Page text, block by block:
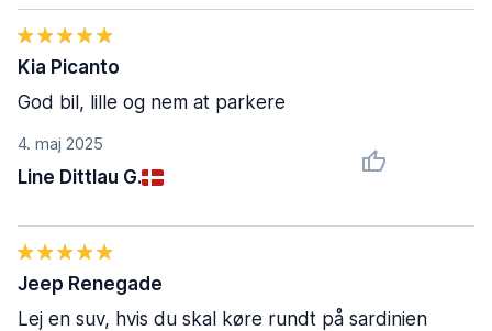
4. maj 2025
Line Dittlau G.
Kia Picanto
God bil, lille og nem at parkere
Jeep Renegade
Lej en suv, hvis du skal køre rundt på sardinien